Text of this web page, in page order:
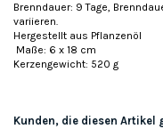
Brenndauer: 9 Tage,
variieren.
Hergestellt aus Pflanzenöl
Maße: 6 x 18 cm
Kerzengewicht: 520 g
Kunden, die diesen Artikel